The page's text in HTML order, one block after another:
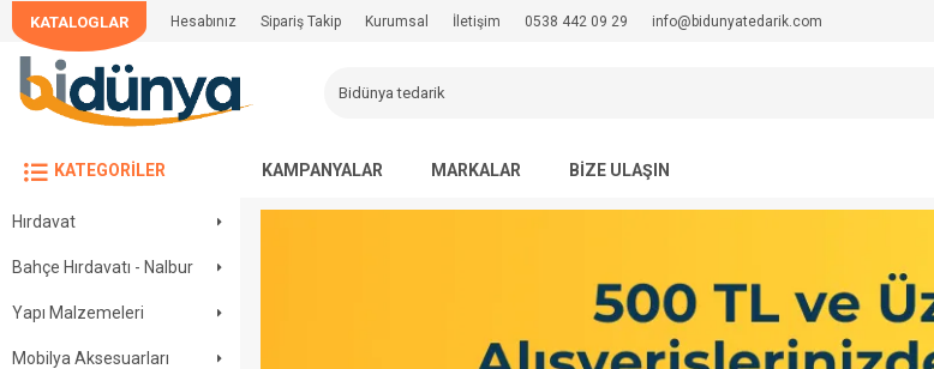
KATALOGLAR Hesabınız Sipariş Takip Kurumsal İletişim 0538 442 09 29 info@bidunyatedarik.com
KATEGORILER
Hırdavat
Bahçe Hırdavatı - Nalbur
Yapı Malzemeleri
Mobilya Aksesuarları
KAMPANYALAR MARKALAR BIZE ULAŞIN